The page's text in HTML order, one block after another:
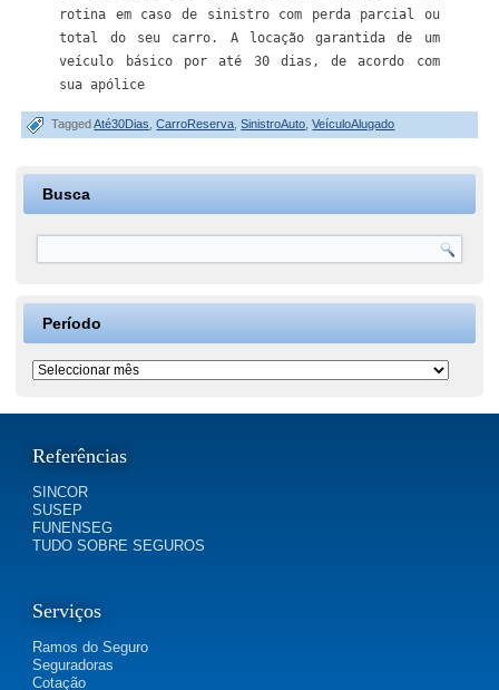
rotina em caso de sinistro com perda parcial ou
total do seu carro. A locação garantida de um
veículo básico por até 30 dias, de acordo com
sua apólice
Tagged Até30Dias ,CarroReserva ,SinistroAuto ,VeículoAlugado
Busca
Período
Período
Referências
SINCOR
SUSEP
FUNENSEG
TUDO SOBRE SEGUROS
Serviços
Ramos do Seguro
Seguradoras
Cotação